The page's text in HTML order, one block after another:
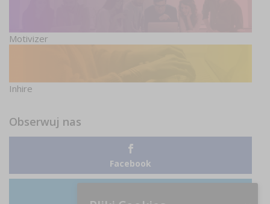
Motivizer
Inhire
Obserwuj nas
Facebook